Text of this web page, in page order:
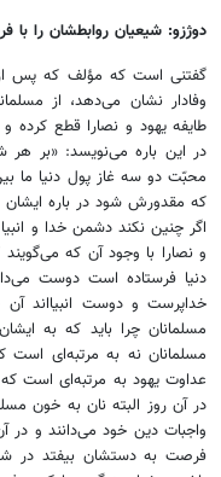
دوژزو: شیعیان روابطشان را با
گفتنى است كه مؤلف كه پس
وفادار نشان مى‌دهد، از
طايفه يهود و نصارا قطع كرده
در اين باره مى‌نويسد: «بر
محبّت دو سه غاز پول دنيا ما
كه مقدورش شود در باره
اگر چنين نكند دشمن خدا و
و نصارا با وجود آن كه
دنيا فرستاده است دوست
خداپرست و دوست انبيااند
مسلمانان چرا بايد كه به
مسلمانان نه به مرتبه‌اى است
عداوت يهود به مرتبه‌اى است
در آن روز البته نان به خون
واجبات دين خود مى‌دانند و
فرصت به دستشان بيفتد در